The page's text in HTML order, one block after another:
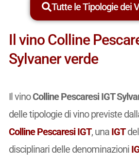
Tutte le Tipologie dei
Il vino Colline
Sylvaner verde
Il vinoColline Pescaresi IGT
delle tipologie di vino previste
Colline Pescaresi IGT, una IGT
disciplinari delle denominazioni